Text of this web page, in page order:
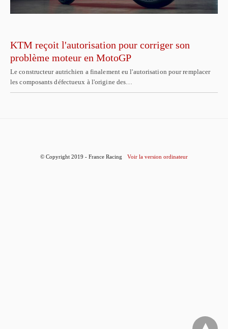
KTM reçoit l'autorisation pour corriger son
problème moteur en MotoGP
Le constructeur autrichien a finalement eu l'autorisation pour remplacer
les composants défectueux à l'origine des…
© Copyright 2019 - France Racing Voir la version ordinateur